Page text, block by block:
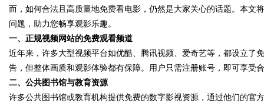
uz
而，如何合法且高质量地免费看电影，仍然是大家关心的话题。本文
问题，助力您畅享观影乐趣。
一、正规视频网站的免费观看频道
近年来，许多大型视频平台如优酷、腾讯视频、爱奇艺等，都设立了
告，但整体画质和观影体验都有保障。用户只需注册账号，即可享受
二、公共图书馆与教育资源
许多公共图书馆或教育机构提供免费的数字影视资源，通过他们的官